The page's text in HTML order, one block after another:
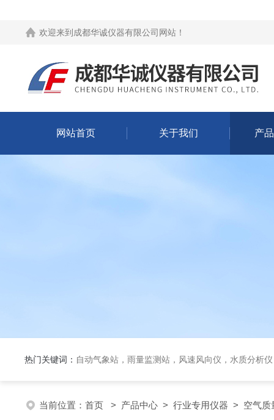
欢迎来到 成都华诚仪器有限公司网站 ！
网站首页 关于我们 产
热门关键词： 自动气象站，雨量监测站，风速风向仪，水质分析
当前位置： 首页 > 产品中心 > 行业专用仪器 > 空气质